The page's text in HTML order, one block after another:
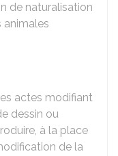
de naturalisation
animales
actes modifiant
dessin ou
à la place
de la